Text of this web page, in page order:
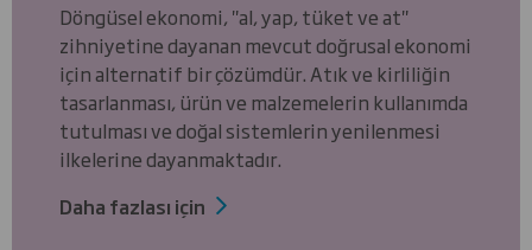
Döngüsel ekonomi, "al, yap, tüket ve at"
zihniyetine dayanan mevcut doğrusal ekonomi
için alternatif bir çözümdür. Atık ve kirliliğin
tasarlanması, ürün ve malzemelerin kullanımda
tutulması ve doğal sistemlerin yenilenmesi
ilkelerine dayanmaktadır.
Daha fazlası için